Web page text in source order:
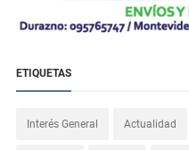
ETIQUETAS
Interés General Actualidad